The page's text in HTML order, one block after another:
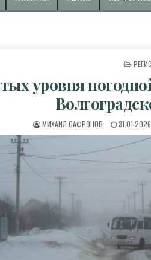
уровня
АВТОР:
МИХАИЛ САФРОНОВ ДАТА
31.01.2026